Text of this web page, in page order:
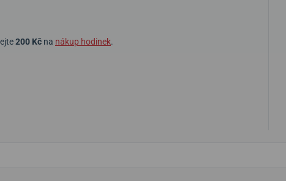
200 Kč na nákup hodinek.